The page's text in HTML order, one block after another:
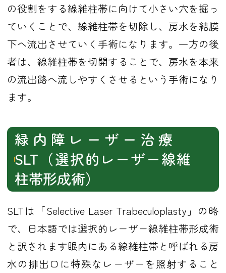
の役割をする線維柱帯に向けて小さい穴を掘っ
ていくことで、線維柱帯を切除し、房水を結膜
下へ流出させていく手術になります。一方の後
者は、線維柱帯を切開することで、房水を本来
の流出路へ流しやすくさせるという手術になり
ます。
緑内障レーザー治療
SLT（選択的レーザー線維
柱帯形成術）
SLTは「Selective Laser Trabeculoplasty」の略
で、日本語では選択的レーザー線維柱帯形成術
と訳されます眼内にある線維柱帯と呼ばれる房
水の排出口に特殊なレーザーを照射すること